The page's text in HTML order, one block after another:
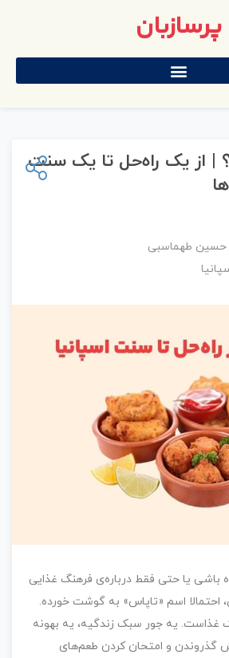
پرسازبان
از یک راه‌حل تا یک سنت
حسین طهماسبی
باشی یا حتی فقط درباره‌ی فرهنگ غذایی
احتمالا اسم «تاپاس» به گوشت خورده.
غذاست. یه جور سبک زندگیه، یه بهونه
گذروندن و امتحان کردن طعم‌های